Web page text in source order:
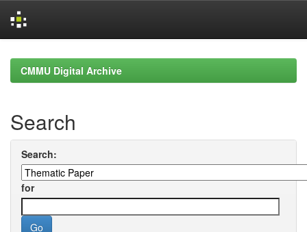
navigationCMMU Digital Archive
Search
Search:
for